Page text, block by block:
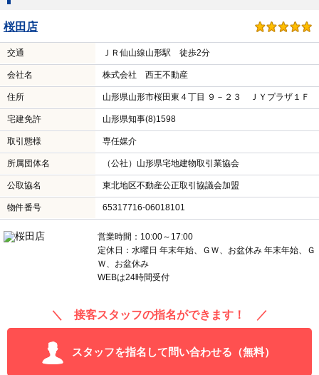
桜田店
交通 ＪＲ仙山線山形駅 徒歩2分
会社名 株式会社 西王不動産
住所 山形県山形市桜田東４丁目 ９－２３ ＪＹプラザ１Ｆ
宅建免許 山形県知事(8)1598
取引態様 専任媒介
所属団体名 （公社）山形県宅地建物取引業協会
公取協名 東北地区不動産公正取引協議会加盟
物件番号 65317716-06018101
営業時間：10:00～17:00
定休日：水曜日 年末年始、ＧＷ、お盆休み 年末年始、Ｇ
Ｗ、お盆休み
WEBは24時間受付
＼ 接客スタッフの指名ができます！ ／
スタッフを指名して問い合わせる（無料）